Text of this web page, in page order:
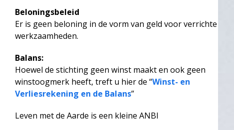
Beloningsbeleid
Er is geen beloning in de vorm van geld voor verrichte
werkzaamheden.
Balans:
Hoewel de stichting geen winst maakt en ook geen
winstoogmerk heeft, treft u hier de “Winst- en
Verliesrekening en de Balans”
Leven met de Aarde is een kleine ANBI